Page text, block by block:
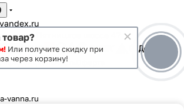
улица Пятницкое шоссе 47
vanna.ru
товар?
Или получите скидку при
через корзину!